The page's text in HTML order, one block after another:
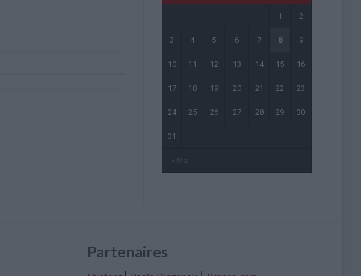
« Mai
1 2
3 4 5 6 7 8 9
10 11 12 13 14 15 16
17 18 19 20 21 22 23
24 25 26 27 28 29 30
31
Partenaires